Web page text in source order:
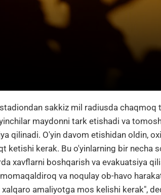
sakkiz mil radiusda chaqmoq
maydonni tark etishadi va
qilinadi. O'yin davom etishidan oldin,
ketishi kerak. Bu o'yinlarning bir necha
xavflarni boshqarish va evakuatsiya
va noqulay ob-havo
amaliyotga mos kelishi kerak",